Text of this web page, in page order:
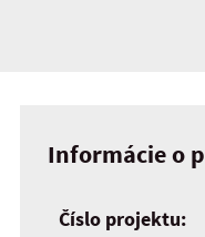
Informácie o
Číslo projektu: